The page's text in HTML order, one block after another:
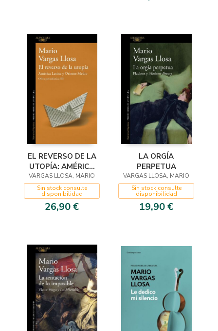
EL REVERSO DE LA
UTOPÍA: AMÉRICA
LATINA Y ORIENTE
MEDIO (OBRA
PERIODÍSTICA
VARGA
VARGAS LLOSA, MARIO
Sin stock consulte
disponibilidad
26,90 €
LA ORGÍA
PERPETUA
VARGAS LLOSA, MARIO
Sin stock consulte
disponibilidad
19,90 €